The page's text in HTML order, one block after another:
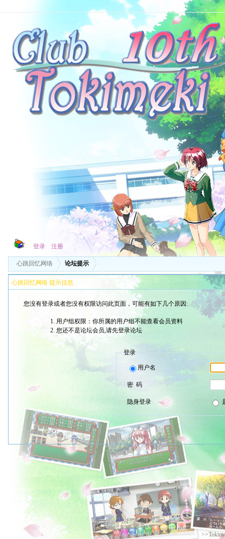
登录 注册
心跳回忆网络 论坛提示
心跳回忆网络 提示信息
您没有登录或者您没有权限访问此页面，可能有如下几个原因:
用户组权限：你所属的用户组不能查看会员资料
您还不是论坛会员,请先登录论坛
登录
用户名
密 码
隐身登录